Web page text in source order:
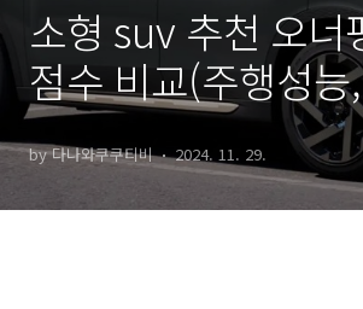
소형 suv 추천 오
점수 비교(주행성
자인, 가격, 거주성,
by 다나와쿠쿠티비 2024. 11. 29.